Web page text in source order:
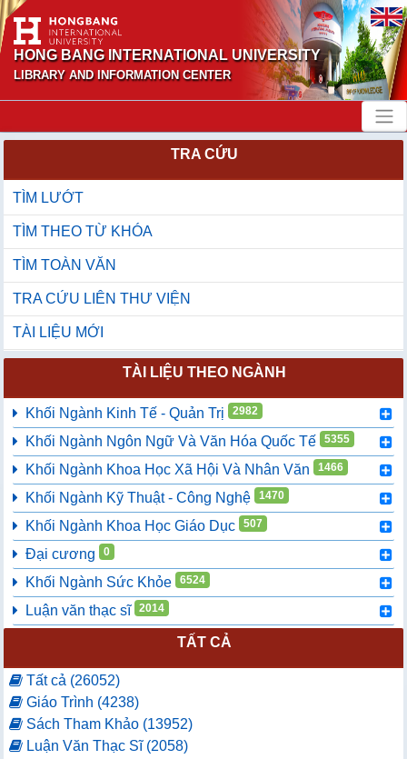
HONG BANG INTERNATIONAL UNIVERSITY
LIBRARY AND INFORMATION CENTER
TRA CỨU
TÌM LƯỚT
TÌM THEO TỪ KHÓA
TÌM TOÀN VĂN
TRA CỨU LIÊN THƯ VIỆN
TÀI LIỆU MỚI
TÀI LIỆU THEO NGÀNH
Khối Ngành Kinh Tế - Quản Trị 2982
Khối Ngành Ngôn Ngữ Và Văn Hóa Quốc Tế 5355
Khối Ngành Khoa Học Xã Hội Và Nhân Văn 1466
Khối Ngành Kỹ Thuật - Công Nghệ 1470
Khối Ngành Khoa Học Giáo Dục 507
Đại cương 0
Khối Ngành Sức Khỏe 6524
Luận văn thạc sĩ 2014
TẤT CẢ
Tất cả (26052)
Giáo Trình (4238)
Sách Tham Khảo (13952)
Luận Văn Thạc Sĩ (2058)